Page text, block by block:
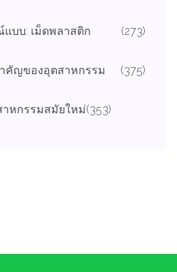
บบ: เม็ดพลาสติก
(273)
คัญของอุตสาหกรรม
(375)
าหกรรมสมัยใหม่(353)